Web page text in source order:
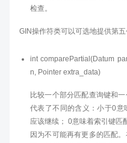
检查。
GIN操作符类可以可选地提供第五
int comparePartial(Datum
n, Pointer extra_data)
比较一个部分匹配查询键和
代表了不同的含义：小于0
应该继续； 0意味着索引键匹
因为不可能再有更多的匹配